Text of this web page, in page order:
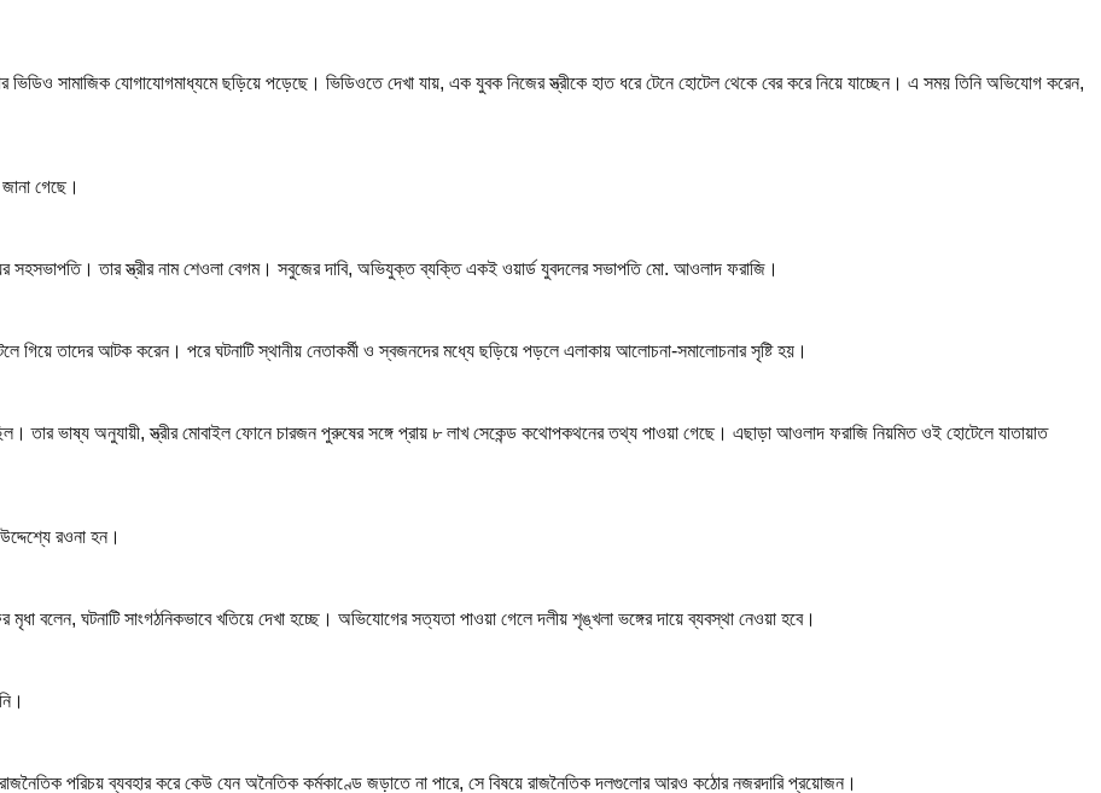
ভিডিও সামাজিক যোগাযোগমাধ্যমে ছড়িয়ে পড়েছে। ভিডিওতে দেখা যায়, এক যুবক নিজের স্ত্রীকে হাত ধরে টেনে হোটেল থেকে বের করে নিয়ে যাচ্ছেন। এ সময় তিনি অভিযোগ করেন,
গেছে।
সহসভাপতি। তার স্ত্রীর নাম শেওলা বেগম। সবুজের দাবি, অভিযুক্ত ব্যক্তি একই ওয়ার্ড যুবদলের সভাপতি মো. আওলাদ ফরাজি।
গিয়ে তাদের আটক করেন। পরে ঘটনাটি স্থানীয় নেতাকর্মী ও স্বজনদের মধ্যে ছড়িয়ে পড়লে এলাকায় আলোচনা-সমালোচনার সৃষ্টি হয়।
তার ভাষ্য অনুযায়ী, স্ত্রীর মোবাইল ফোনে চারজন পুরুষের সঙ্গে প্রায় ৮ লাখ সেকেন্ড কথোপকথনের তথ্য পাওয়া গেছে। এছাড়া আওলাদ ফরাজি নিয়মিত ওই হোটেলে যাতায়াত
রওনা হন।
বলেন, ঘটনাটি সাংগঠনিকভাবে খতিয়ে দেখা হচ্ছে। অভিযোগের সত্যতা পাওয়া গেলে দলীয় শৃঙ্খলা ভঙ্গের দায়ে ব্যবস্থা নেওয়া হবে।
পরিচয় ব্যবহার করে কেউ যেন অনৈতিক কর্মকাণ্ডে জড়াতে না পারে, সে বিষয়ে রাজনৈতিক দলগুলোর আরও কঠোর নজরদারি প্রয়োজন।